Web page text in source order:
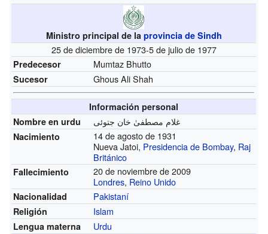
Ministro principal de la provincia de Sindh
25 de diciembre de 1973-5 de julio de 1977
Predecesor Mumtaz Bhutto
Sucesor Ghous Ali Shah
Información personal
Nombre en urdu
Nacimiento
14 de agosto de 1931
Nueva Jatoi, Presidencia de Bombay, Raj
Británico
Fallecimiento
20 de noviembre de 2009
Londres, Reino Unido
Nacionalidad Pakistaní
Religión Islam
Lengua materna Urdu